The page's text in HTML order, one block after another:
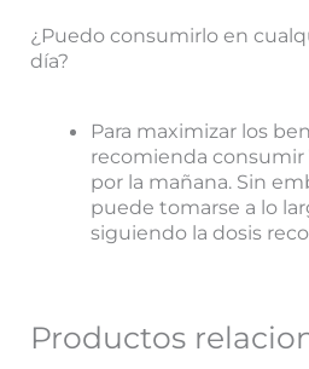
¿Puedo consumirlo en
día?
Para maximizar los
recomienda consumir
por la mañana. Sin
puede tomarse a lo
siguiendo la dosis
Productos